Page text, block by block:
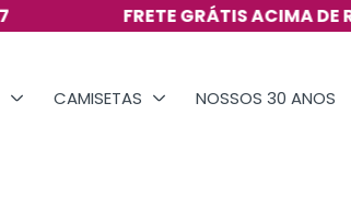
FRETE GRÁTIS ACIMA DE R$350
CAMISETAS NOSSOS 30 ANOS